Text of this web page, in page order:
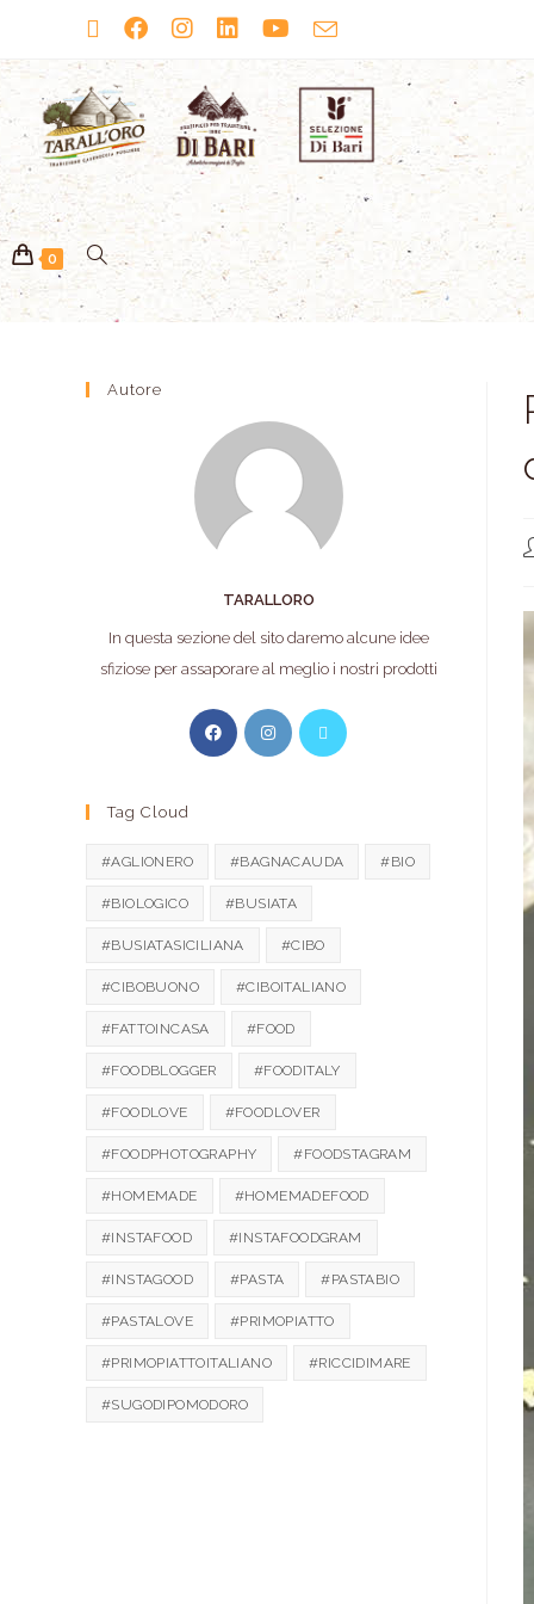
0
Autore
TARALLORO
In questa sezione del sito daremo alcune idee
sfiziose per assaporare al meglio i nostri prodotti
Tag Cloud
#AGLIONERO #BAGNACAUDA #BIO
#BIOLOGICO #BUSIATA
#BUSIATASICILIANA #CIBO
#CIBOBUONO #CIBOITALIANO
#FATTOINCASA #FOOD
#FOODBLOGGER #FOODITALY
#FOODLOVE #FOODLOVER
#FOODPHOTOGRAPHY #FOODSTAGRAM
#HOMEMADE #HOMEMADEFOOD
#INSTAFOOD #INSTAFOODGRAM
#INSTAGOOD #PASTA #PASTABIO
#PASTALOVE #PRIMOPIATTO
#PRIMOPIATTOITALIANO #RICCIDIMARE
#SUGODIPOMODORO